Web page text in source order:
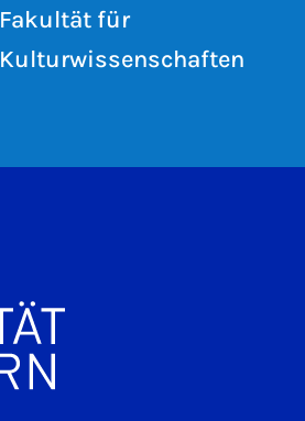
Fakultät für
Kulturwissenschaften